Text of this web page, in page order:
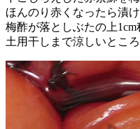
ほんのり赤くなったら漬
梅酢が落としぶたの上
土用干しまで涼しいところ